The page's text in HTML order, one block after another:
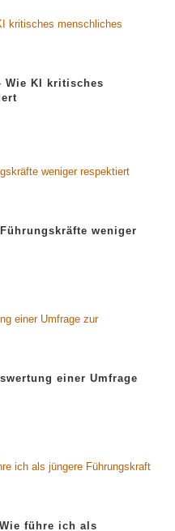
Wie KI kritisches
weniger
einer Umfrage
führe ich als